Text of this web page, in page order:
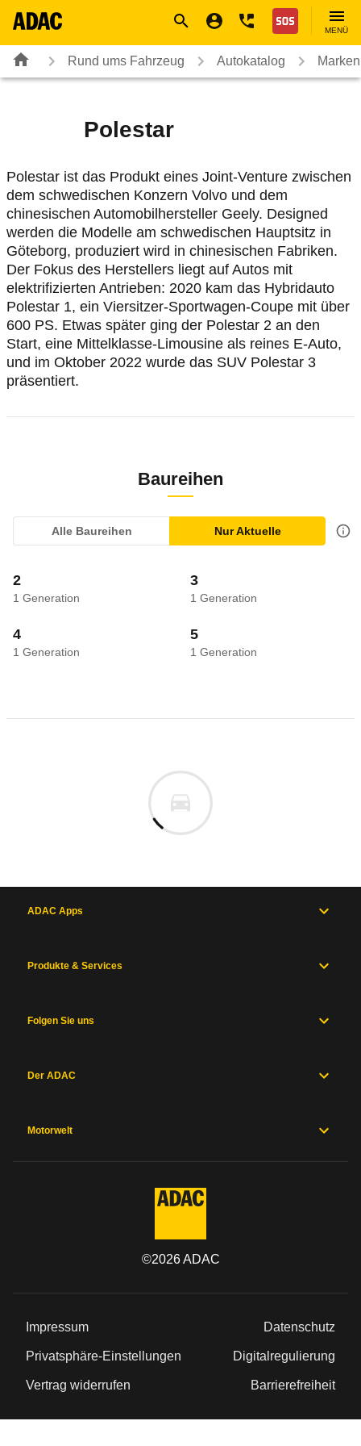
Nothilfe
MENÜ
Rund ums Fahrzeug Autokatalog
Polestar
Polestar ist das Produkt eines Joint-Venture zwischen
dem schwedischen Konzern Volvo und dem
chinesischen Automobilhersteller Geely. Designed
werden die Modelle am schwedischen Hauptsitz in
Göteborg, produziert wird in chinesischen Fabriken.
Der Fokus des Herstellers liegt auf Autos mit
elektrifizierten Antrieben: 2020 kam das Hybridauto
Polestar 1, ein Viersitzer-Sportwagen-Coupe mit über
600 PS. Etwas später ging der Polestar 2 an den
Start, eine Mittelklasse-Limousine als reines E-Auto,
und im Oktober 2022 wurde das SUV Polestar 3
präsentiert.
Baureihen
Alle Baureihen Nur Aktuelle
2
1 Generation
3
1 Generation
4
1 Generation
5
1 Generation
ADAC Apps
Produkte & Services
Folgen Sie uns
Der ADAC
Motorwelt
©2026ADAC
Impressum Datenschutz
Privatsphäre-Einstellungen Digitalregulierung
Vertrag widerrufen Barrierefreiheit